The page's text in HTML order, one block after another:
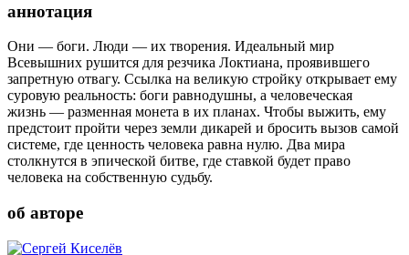
аннотация
Они — боги. Люди — их творения. Идеальный мир
Всевышних рушится для резчика Локтиана, проявившего
запретную отвагу. Ссылка на великую стройку открывает ему
суровую реальность: боги равнодушны, а человеческая
жизнь — разменная монета в их планах. Чтобы выжить, ему
предстоит пройти через земли дикарей и бросить вызов самой
системе, где ценность человека равна нулю. Два мира
столкнутся в эпической битве, где ставкой будет право
человека на собственную судьбу.
об авторе